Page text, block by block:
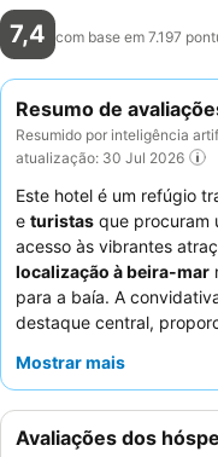
7,4 com base em 7.197
Resumo de
Resumido por inteligência
atualização: 30 Jul 2026
Este hotel é um refúgio
e turistas que procuram
acesso às vibrantes
localização à beira-mar
para a baía. A
destaque central,
consistentemente a
sejam frequentemente
experiência, considere
Mostrar mais
Avaliações dos